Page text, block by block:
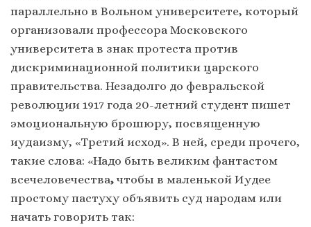
параллельно в Вольном университете, который
организовали профессора Московского
университета в знак протеста против
дискриминационной политики царского
правительства. Незадолго до февральской
революции 1917 года 20-летний студент пишет
эмоциональную брошюру, посвященную
иудаизму, «Третий исход». В ней, среди прочего,
такие слова: «Надо быть великим фантастом
всечеловечества,чтобы в маленькой Иудее
простому пастуху объявить суд народам или
начать говорить так: